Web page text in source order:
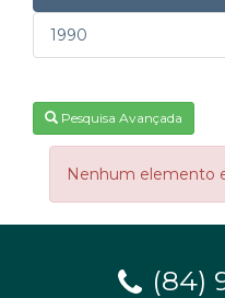
1990
Pesquisa Avançada
Nenhum elemento
(84)